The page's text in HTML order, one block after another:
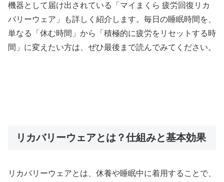
機器として届け出されている「マイまくら 疲労回復リカ
バリーウェア」も詳しく紹介します。毎日の睡眠時間を、
単なる「休む時間」から「積極的に疲労をリセットする時
間」に変えたい方は、ぜひ最後まで読んでみてください。
リカバリーウェアとは？仕組みと基本効果
リカバリーウェアとは、休養や睡眠中に着用することで、